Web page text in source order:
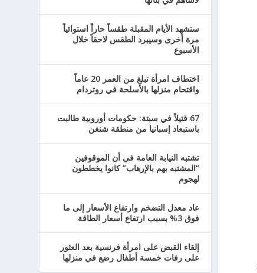
ستشهد الأيام المقبلة طقساً حاراً استوائياً
مرة أخرى وسيبرد الطقس لاحقاً خلال
الأسبوع
اختطاف امرأة تبلغ من العمر 20 عاماً
واقتحام منزلها بالأسلحة في روتردام
67 قتيلاً في سبتة: حكومات أوروبية طالبت
باستبعاد إسبانيا من منطقة شنغن
تشتبه النيابة العامة في أن الموقوفين
“المشتبه بهم بالإرهاب” كانوا يخططون
لهجوم
عاد معدل التضخم وارتفاع الأسعار إلى ما
فوق 3% بسبب ارتفاع أسعار الطاقة
إلقاء القبض على امرأة فرنسية بعد العثور
على رفات خمسة أطفال رضع في منزلها